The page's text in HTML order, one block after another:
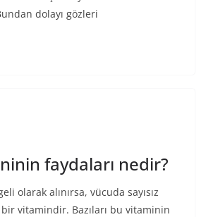
dolayı gözleri
faydaları nedir?
olarak alınırsa, vücuda sayısız
vitamindir. Bazıları bu vitaminin